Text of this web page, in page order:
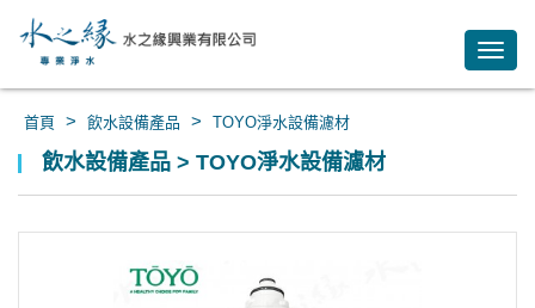
首頁 > 飲水設備產品 > TOYO淨水設備濾材
飲水設備產品 > TOYO淨水設備濾材